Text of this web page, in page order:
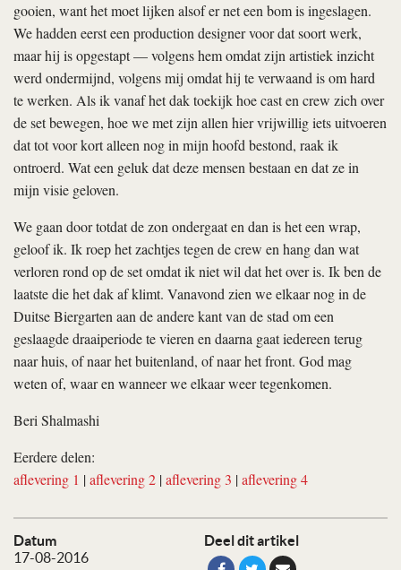
Datum
17-08-2016
Deel dit artikel
gooien, want het moet lijken alsof er net een bom is ingeslagen.
We hadden eerst een production designer voor dat soort werk,
maar hij is opgestapt — volgens hem omdat zijn artistiek inzicht
werd ondermijnd, volgens mij omdat hij te verwaand is om hard
te werken. Als ik vanaf het dak toekijk hoe cast en crew zich over
de set bewegen, hoe we met zijn allen hier vrijwillig iets uitvoeren
dat tot voor kort alleen nog in mijn hoofd bestond, raak ik
ontroerd. Wat een geluk dat deze mensen bestaan en dat ze in
mijn visie geloven.
We gaan door totdat de zon ondergaat en dan is het een wrap,
geloof ik. Ik roep het zachtjes tegen de crew en hang dan wat
verloren rond op de set omdat ik niet wil dat het over is. Ik ben de
laatste die het dak af klimt. Vanavond zien we elkaar nog in de
Duitse Biergarten aan de andere kant van de stad om een
geslaagde draaiperiode te vieren en daarna gaat iedereen terug
naar huis, of naar het buitenland, of naar het front. God mag
weten of, waar en wanneer we elkaar weer tegenkomen.
Beri Shalmashi
Eerdere delen:
aflevering 1 |aflevering 2 |aflevering 3 |aflevering 4